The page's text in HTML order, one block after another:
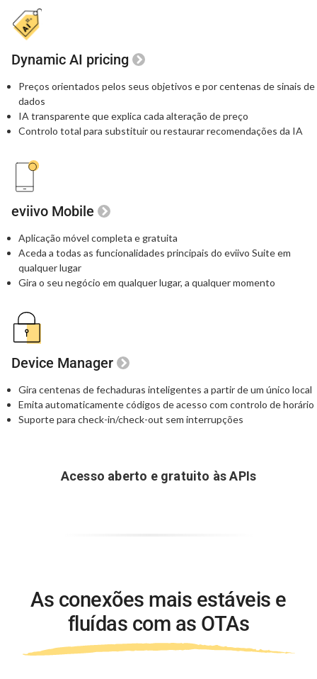
Dynamic AI pricing
Preços orientados pelos seus objetivos e por centenas de sinais de
dados
IA transparente que explica cada alteração de preço
Controlo total para substituir ou restaurar recomendações da IA
eviivo Mobile
Aplicação móvel completa e gratuita
Aceda a todas as funcionalidades principais do eviivo Suite em
qualquer lugar
Gira o seu negócio em qualquer lugar, a qualquer momento
Device Manager
Gira centenas de fechaduras inteligentes a partirde um único local
Emita automaticamente códigos de acesso com controlo de horário
Suporte para check-in/check-out sem interrupções
Acesso aberto e gratuito às APIs
As conexões mais estáveis e
fluídas com as OTAs